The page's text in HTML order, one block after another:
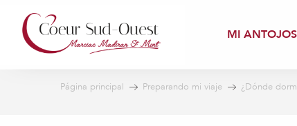
contenu
principal
MI ANTOJOS
Página principal Preparando mi viaje ¿Dónde